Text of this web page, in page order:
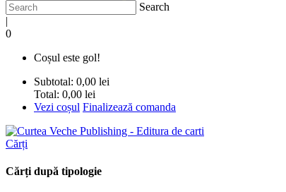
Search
|
0
Coșul este gol!
Subtotal: 0,00 lei
Total: 0,00 lei
Vezi coșul Finalizează comanda
Cărți
Cărți după tipologie